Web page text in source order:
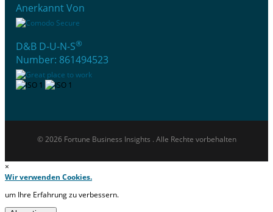
Anerkannt Von
D&B D-U-N-S®
Number: 861494523
© 2026 Fortune Business Insights . Alle Rechte vorbehalten
×
Wir verwenden Cookies.
um Ihre Erfahrung zu verbessern.